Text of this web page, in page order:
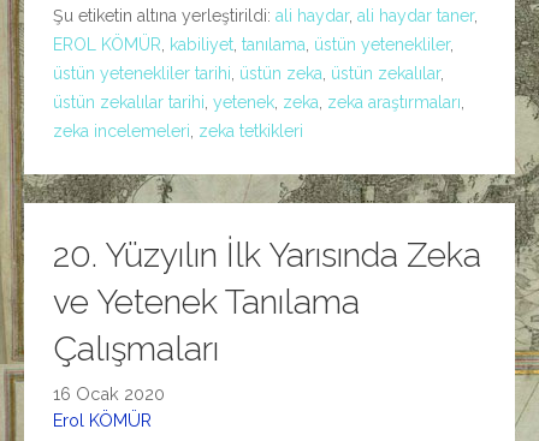
Şu etiketin altına yerleştirildi: ali haydar, ali haydar taner,
EROL KÖMÜR
kabiliyet tanılama üstün yetenekliler,
üstün yetenekliler tarihi üstün zeka üstün zekalılar,
üstün zekalılar tarihi yetenek zeka zeka araştırmaları
zeka incelemeleri zeka tetkikleri
20. Yüzyılın İlk Yarısında Zeka
ve Yetenek Tanılama
Çalışmaları
16 Ocak 2020
Erol KÖMÜR